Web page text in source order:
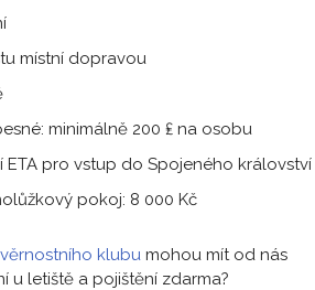
místní dopravou
minimálně 200 ₤ na osobu
ETA pro vstup do Spojeného království
pokoj: 8 000 Kč
věrnostního klubu mohou mít od nás
u letiště a pojištění zdarma?